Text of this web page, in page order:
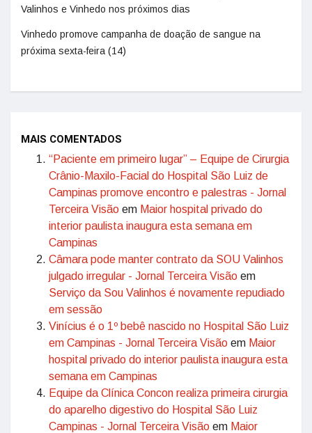
Valinhos e Vinhedo nos próximos dias
Vinhedo promove campanha de doação de sangue na
próxima sexta-feira (14)
MAIS COMENTADOS
“Paciente em primeiro lugar” – Equipe de Cirurgia
Crânio-Maxilo-Facial do Hospital São Luiz de
Campinas promove encontro e palestras - Jornal
Terceira Visão em Maior hospital privado do
interior paulista inaugura esta semana em
Campinas
Câmara pode manter contrato da SOU Valinhos
julgado irregular - Jornal Terceira Visão em
Serviço da Sou Valinhos é novamente repudiado
em sessão
Vinícius é o 1º bebê nascido no Hospital São Luiz
em Campinas - Jornal Terceira Visão em Maior
hospital privado do interior paulista inaugura esta
semana em Campinas
Equipe da Clínica Concon realiza primeira cirurgia
do aparelho digestivo do Hospital São Luiz
Campinas - Jornal Terceira Visão em Maior